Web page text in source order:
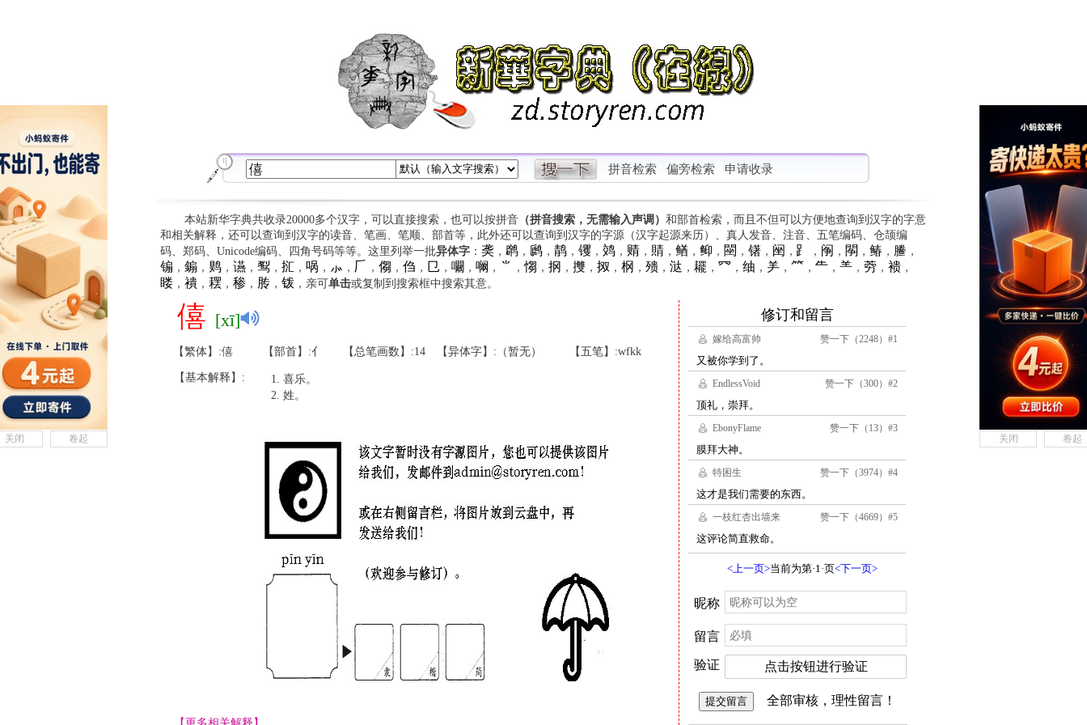
拼音检索 偏旁检索 申请收录
本站新华字典共收录20000多个汉字，可以直接搜索，也可以按拼音（拼音搜索，无需输入声调） 和部首检索，而且不但可以方便地查询到汉字的字意
和相关解释，还可以查询到汉字的读音、笔画、笔顺、部首等，此外还可以查询到汉字的字源（汉字起源来历）、真人发音、注音、五笔编码、仓颉编
码、郑码、Unicode编码、四角号码等等。这里列举一批异体字： 䶮 ， 䴙， 䴘， 䴖， 䦆， 䴔， 䞍， 䝼， 䲡 ， 䲟 ， 䦟 ， 䦃， 䦷 ， ⻊ ， 䦶 ， 䦛 ， 䲠 ， 䲢 ，
䦂 ， 䥇 ， 䴗， 䜩， 䴕， 㧟 ， 㖞 ， ⺗ ， 𠂆 ， 㑳 ， 㑇 ， 㔾 ， 㘚 ， 㘎 ， ⺌ ， 㥮 ， 㧏 ， 㩳， 㧐 ， 㭎 ， 㱮， 㳠 ， 䎱 ， ⺳ ， 䌷 ， ⺶， ⺮ ， ⺧， ⺷， 䓖， 䙌，
䁖， 䙡， 䎬 ， 䅟， 䏝， 䥽，亲可单击或复制到搜索框中搜索其意。
僖 [xī]
【繁体】:僖 【部首】:亻 【总笔画数】:14 【异体字】:（暂无） 【五笔】:wfkk
【基本解释】:
喜乐。
姓。
关闭 卷起 关闭 卷起